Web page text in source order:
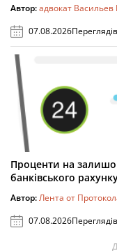
Автор:адвокат
07.08.2026
Проценти на
банківського
Автор:Лента от
07.08.2026